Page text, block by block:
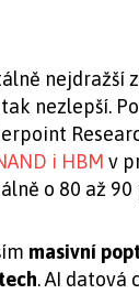
nejdražší
nezlepší.
i HBM v
o 80 až 90
masivní
. AI datová